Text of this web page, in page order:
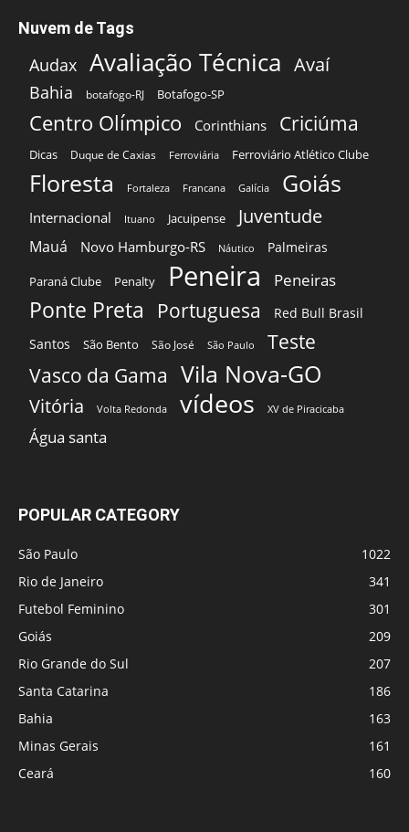
Nuvem de Tags
Audax Avaliação Técnica Avaí
Bahia botafogo-RJ Botafogo-SP
Centro Olímpico Corinthians Criciúma
Dicas Duque de Caxias Ferroviária Ferroviário Atlético Clube
Floresta Fortaleza Francana Galícia Goiás
Internacional Ituano Jacuipense Juventude
Mauá Novo Hamburgo-RS Náutico Palmeiras
Paraná Clube Penalty Peneira Peneiras
Ponte Preta Portuguesa
Red Bull Brasil
Santos
São Bento São José São Paulo Teste
Vasco da Gama Vila Nova-GO
Vitória Volta Redonda vídeos XV de Piracicaba
Água santa
POPULAR CATEGORY
São Paulo
1022
Rio de Janeiro
341
Futebol Feminino
301
Goiás
209
Rio Grande do Sul
207
Santa Catarina
186
Bahia
163
Minas Gerais
161
Ceará
160